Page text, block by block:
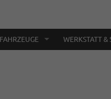
FAHRZEUGE WERKSTATT &